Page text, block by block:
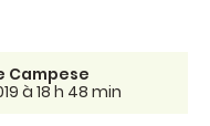
Campese
à 18 h 48 min